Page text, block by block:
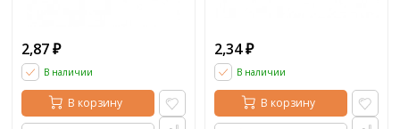
2,87 ₽
В наличии
В корзину
2,34 ₽
В наличии
В корзину